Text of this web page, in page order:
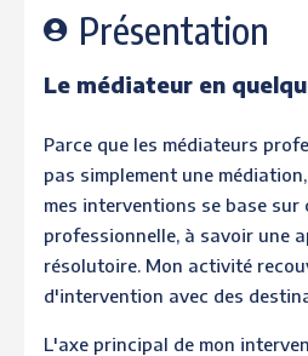
Présentation
Le médiateur en
Parce que les médiateurs
pas simplement une
mes interventions se base
professionnelle, à savoir une
résolutoire. Mon activité
d'intervention avec des
L'axe principal de mon